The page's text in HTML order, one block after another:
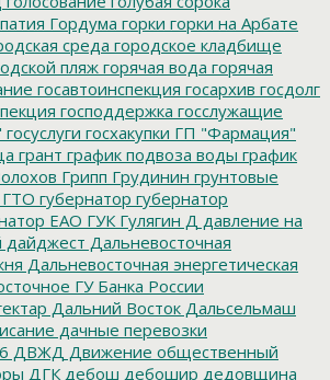
Гордума горки горки на Арбате
среда городское кладбище
пляж горячая вода горячая
госавтоинспекция госархив госдолг
господдержка госслужащие
госуслуги госхакупки ГП "Фармация"
грант график подвоза воды график
Грипп Грудинин грунтовые
ГТО губернатор губернатор
ЕАО ГУК Гулягин Д давление на
дайджест Дальневосточная
Дальневосточная энергетическая
ГУ Банка России
Дальний Восток Дальсельмаш
дачные перевозки
ДВЖД Движение общественный
ДГК дебош дебошир дедовщина